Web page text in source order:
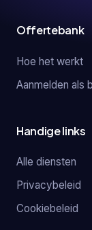
Offertebank
Hoe het werkt
Aanmelden als
Handige links
Alle diensten
Privacybeleid
Cookiebeleid